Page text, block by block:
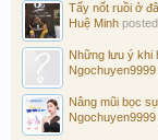
Tẩy nốt ruồi ở
Huệ Minh posted
Những lưu ý khi
Ngochuyen9999
Nâng mũi bọc
Ngochuyen9999